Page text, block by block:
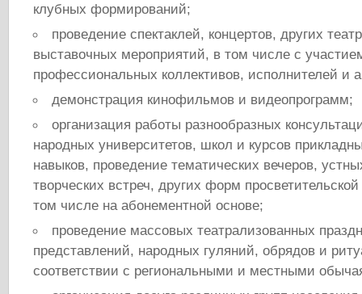
клубных формирований;
проведение спектаклей, концертов, других
выставочных мероприятий, в том числе с
профессиональных коллективов, исполнителей и
демонстрация кинофильмов и видеопрограмм;
организация работы разнообразных
народных университетов, школ и курсов
навыков, проведение тематических вечеров,
творческих встреч, других форм
том числе на абонементной основе;
проведение массовых театрализованных
представлений, народных гуляний, обрядов и
соответствии с региональными и местными